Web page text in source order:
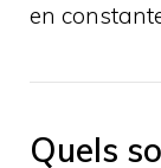
en
Quels